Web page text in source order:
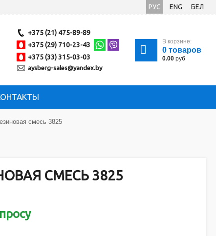
РУС ENG БЕЛ
+375 (21) 475-89-89
+375 (29) 710-23-43
+375 (33) 315-03-03
aysberg-sales@yandex.by
В корзине:
0 товаров
0.00 руб
смесь 3825
СМЕСЬ 3825